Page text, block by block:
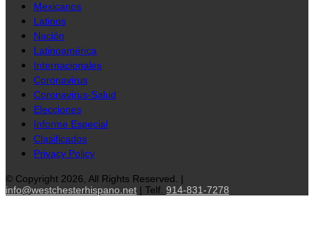
Mexicanos
Latinos
Nación
Latinoamérica
Internacionales
Coronavirus
Coronavirus-Salud
Elecciones
Informe Especial
Clasificados
Privacy Policy
© Copyright 2026, All Rights Reserved. |
info@westchesterhispano.net | Telf. 914-831-7278